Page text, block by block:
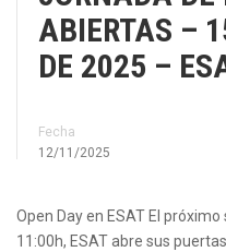
ABIERTAS –
DE 2025 –
Fecha
12/11/2025
Open Day en ESAT El
11:00h, ESAT abre sus